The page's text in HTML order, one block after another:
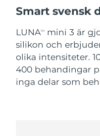
Smart svensk
LUNATM
mini 3 är
silikon och
olika intensiteter.
400 behandingar
inga delar som